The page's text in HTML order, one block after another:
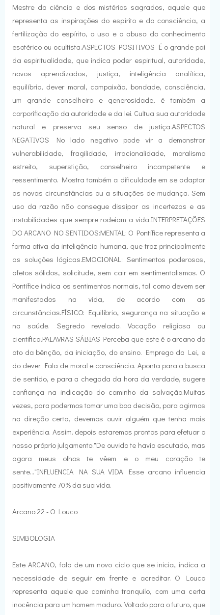
Mestre da ciência e dos mistérios sagrados, aquele que
representa as inspirações do espírito e da consciência, a
fertilização do espírito, o uso e o abuso do conhecimento
esotérico ou ocultista.ASPECTOS POSITIVOS É o grande pai
da espiritualidade, que indica poder espiritual, autoridade,
novos aprendizados, justiça, inteligência analítica,
equilíbrio, dever moral, compaixão, bondade, consciência,
um grande conselheiro e generosidade, é também a
corporificação da autoridade e da lei. Cultua sua autoridade
natural e preserva seu senso de justiça.ASPECTOS
NEGATIVOS No lado negativo pode vir a demonstrar
vulnerabilidade, fragilidade, irracionalidade, moralismo
estreito, superstição, conselheiro incompetente e
ressentimento. Mostra também a dificuldade em se adaptar
as novas circunstâncias ou a situações de mudança. Sem
uso da razão não consegue dissipar as incertezas e as
instabilidades que sempre rodeiam a vida.INTERPRETAÇÕES
DO ARCANO NO SENTIDOS:MENTAL: O Pontífice representa a
forma ativa da inteligência humana, que traz principalmente
as soluções lógicas.EMOCIONAL: Sentimentos poderosos,
afetos sólidos, solicitude, sem cair em sentimentalismos. O
Pontífice indica os sentimentos normais, tal como devem ser
manifestados na vida, de acordo com as
circunstâncias.FÍSICO: Equilíbrio, segurança na situação e
na saúde. Segredo revelado. Vocação religiosa ou
cientifica.PALAVRAS SÁBIAS Perceba que este é o arcano do
ato da bênção, da iniciação, do ensino. Emprego da Lei, e
do dever. Fala de moral e consciência. Aponta para a busca
de sentido, e para a chegada da hora da verdade, sugere
confiança na indicação do caminho da salvação.Muitas
vezes, para podermos tomar uma boa decisão, para agirmos
na direção certa, devemos ouvir alguém que tenha mais
experiência. Assim. depois estaremos prontos para efetuar o
nosso próprio julgamento."De ouvido te havia escutado, mas
agora meus olhos te vêem e o meu coração te
sente..."INFLUENCIA NA SUA VIDA Esse arcano influencia
positivamente 70% da sua vida.
Arcano 22 - O Louco
SIMBOLOGIA
Este ARCANO, fala de um novo ciclo que se inicia, indica a
necessidade de seguir em frente e acreditar. O Louco
representa aquele que caminha tranquilo, com uma certa
inocência para um homem maduro. Voltado para o futuro, que